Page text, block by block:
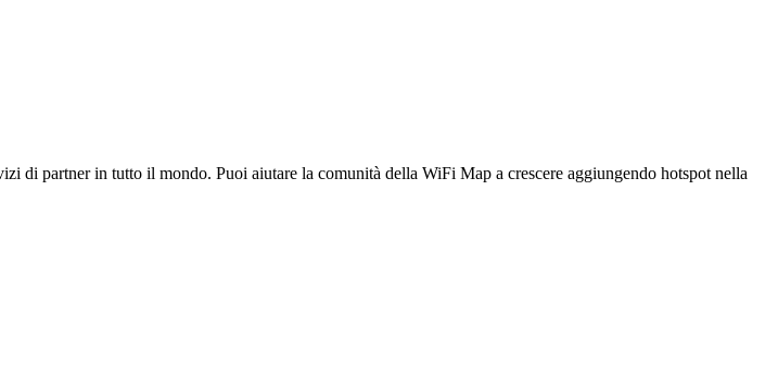
di partner in tutto il mondo. Puoi aiutare la comunità della WiFi Map a crescere aggiungendo hotspot nella